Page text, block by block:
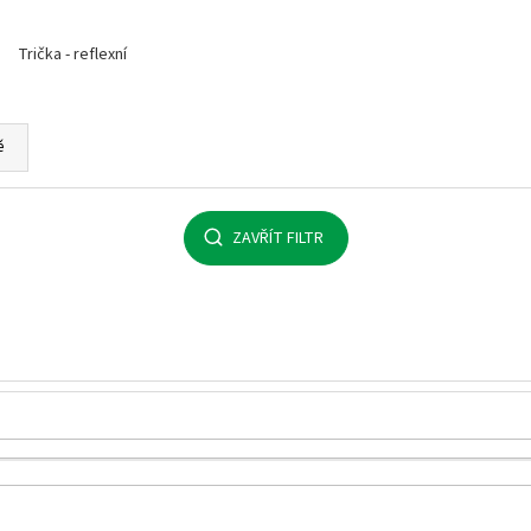
Trička - reflexní
ZAVŘÍT FILTR
92 Kč